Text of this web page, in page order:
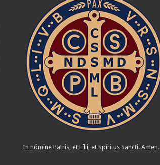
In nómine Patris, et Fílii, et Spíritus Sancti. Amen.